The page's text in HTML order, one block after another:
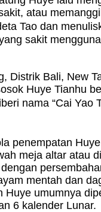
atau
Tao dan
sakit
Distrik Bali, New
Huye Tianhu
nama “Cai Yao
penempatan
meja altar atau
mentah dan
Huye umumnya
6 kalender Lunar.